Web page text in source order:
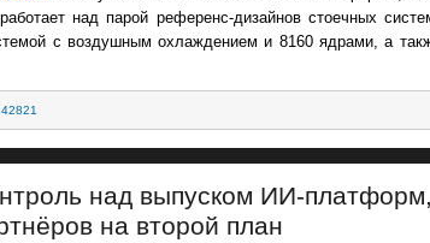
над парой референс-дизайнов стоечных
с воздушным охлаждением и 8160 ядрами, а
над выпуском ИИ-
на второй план